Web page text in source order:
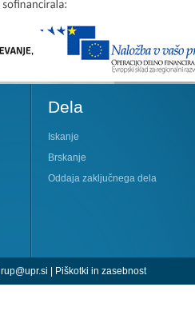
Dela
Iskanje
Brskanje
Oddaja zaključnega dela
rup@upr.si | Piškotki in zasebnost